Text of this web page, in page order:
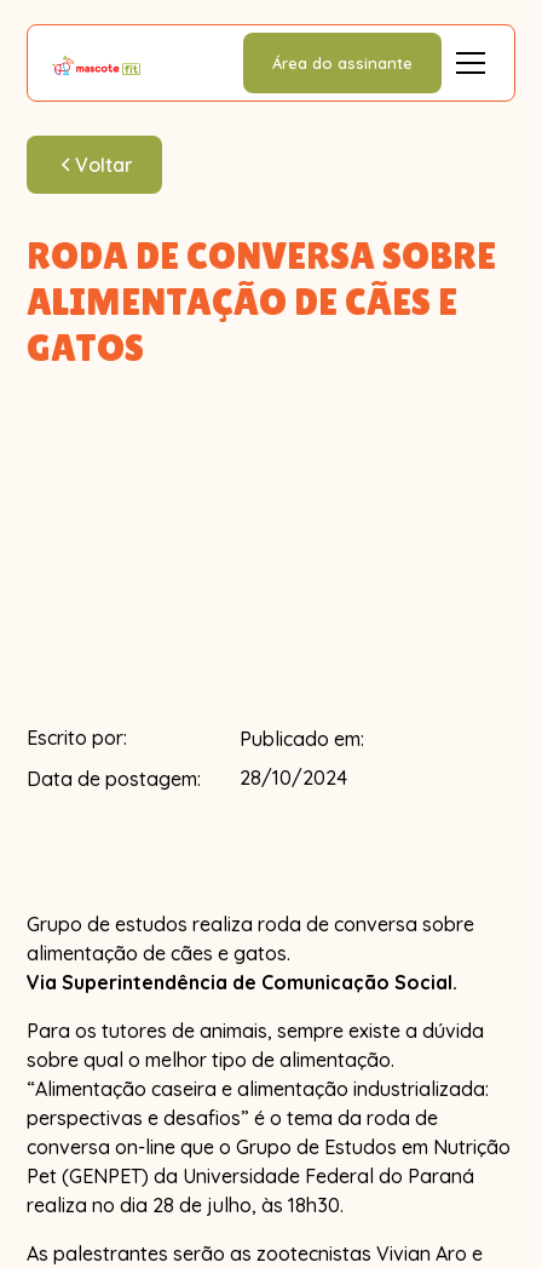
Área do assinante
Voltar
RODA DE CONVERSA SOBRE
ALIMENTAÇÃO DE CÃES E
GATOS
Escrito por:
Data de postagem:
Publicado em:
28/10/2024
Grupo de estudos realiza roda de conversa sobre
alimentação de cães e gatos.
Via Superintendência de Comunicação Social.
Para os tutores de animais, sempre existe a dúvida
sobre qual o melhor tipo de alimentação.
“Alimentação caseira e alimentação industrializada:
perspectivas e desafios” é o tema da roda de
conversa on-line que o Grupo de Estudos em Nutrição
Pet (GENPET) da Universidade Federal do Paraná
realiza no dia 28 de julho, às 18h30.
As palestrantes serão as zootecnistas Vivian Aro e